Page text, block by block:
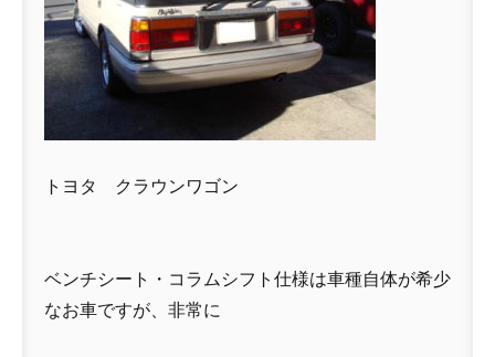
トヨタ クラウンワゴン
ベンチシート・コラムシフト仕様は車種自体が希少
なお車ですが、非常に